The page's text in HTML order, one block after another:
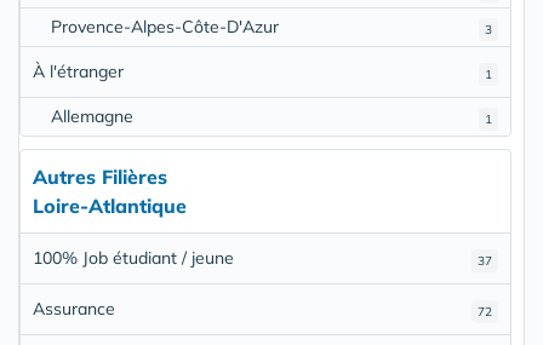
3
Provence-Alpes-Côte-D'Azur
1
À l'étranger
1
Allemagne
Autres Filières
Loire-Atlantique
37
100% Job étudiant / jeune
72
Assurance